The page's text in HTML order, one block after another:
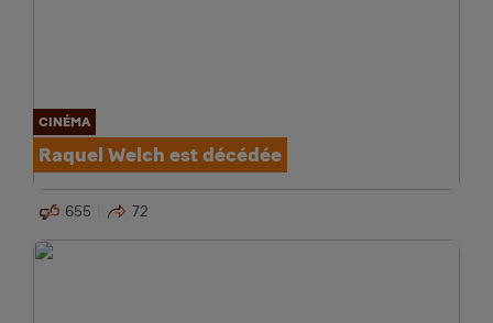
CINÉMA
Raquel Welch est décédée
655 72